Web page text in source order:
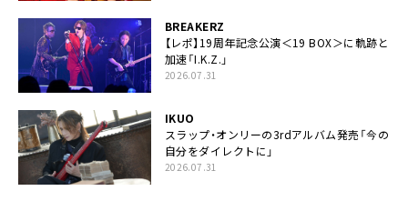
BREAKERZ
【レポ】19周年記念公演＜19 BOX＞に軌跡と
加速「I.K.Z.」
2026.07.31
IKUO
スラップ・オンリーの3rdアルバム発売「今の
自分をダイレクトに」
2026.07.31